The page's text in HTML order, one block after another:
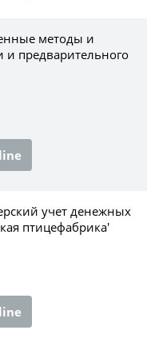
методы и
и предварительного
учет денежных
птицефабрика'